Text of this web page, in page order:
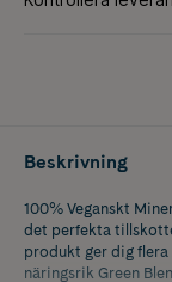
Beskrivning
100% Veganskt
det perfekta
produkt ger dig flera
näringsrik Green